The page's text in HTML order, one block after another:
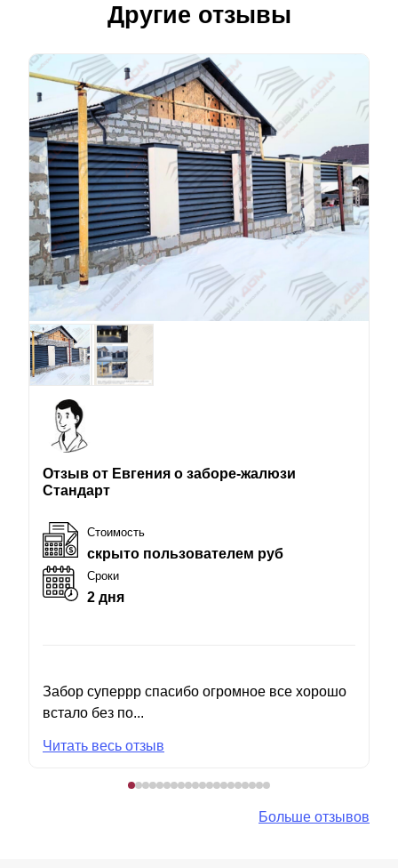
Другие отзывы
Отзыв от Евгения о заборе-жалюзи
Стандарт
Стоимость
скрыто пользователем руб
Сроки
2 дня
Забор суперрр спасибо огромное все хорошо
встало без по...
Читать весь отзыв
Больше отзывов